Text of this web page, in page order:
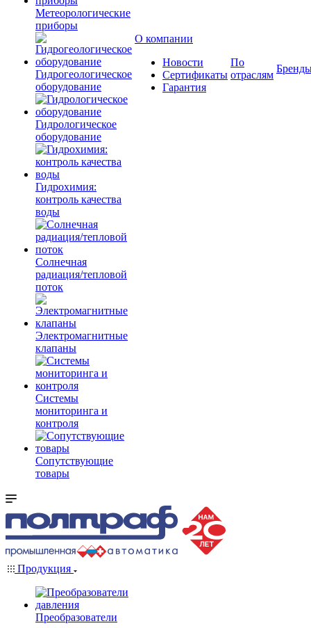
Метеорологические
приборы
Гидрогеологическое
оборудование
Гидрологическое
оборудование
Гидрохимия:
контроль качества
воды
Солнечная
радиация/тепловой
поток
Электромагнитные
клапаны
Системы
мониторинга и
контроля
Сопутствующие
товары
О компании
Новости
Сертификаты
Гарантия
По
отраслям
Продукция
Преобразователи